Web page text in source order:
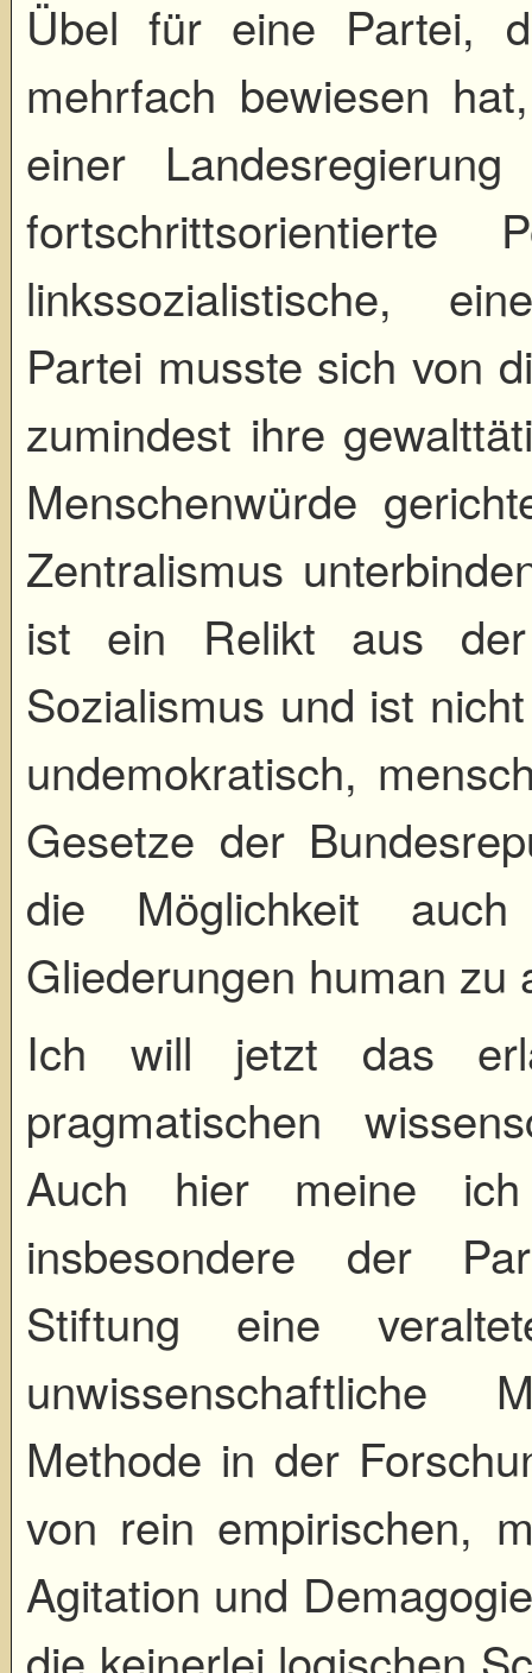
Übel für eine Partei,
mehrfach bewiesen
einer
fortschrittsorientierte
linkssozialistische,
Partei musste sich von
zumindest ihre
Menschenwürde
Zentralismus
ist ein Relikt aus der
Sozialismus und ist
undemokratisch,
Gesetze der
die Möglichkeit
Gliederungen human zu
Ich will jetzt das
pragmatischen
Auch hier meine ich
insbesondere der
Stiftung eine
unwissenschaftliche
Methode in der
von rein empirischen,
Agitation und